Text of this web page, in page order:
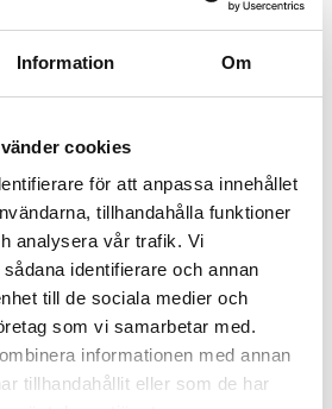
Information Om
cookies
för att anpassa innehållet
tillhandahålla funktioner
analysera vår trafik. Vi
identifierare och annan
till de sociala medier och
som vi samarbetar med.
informationen med annan
tillhandahållit eller som de har